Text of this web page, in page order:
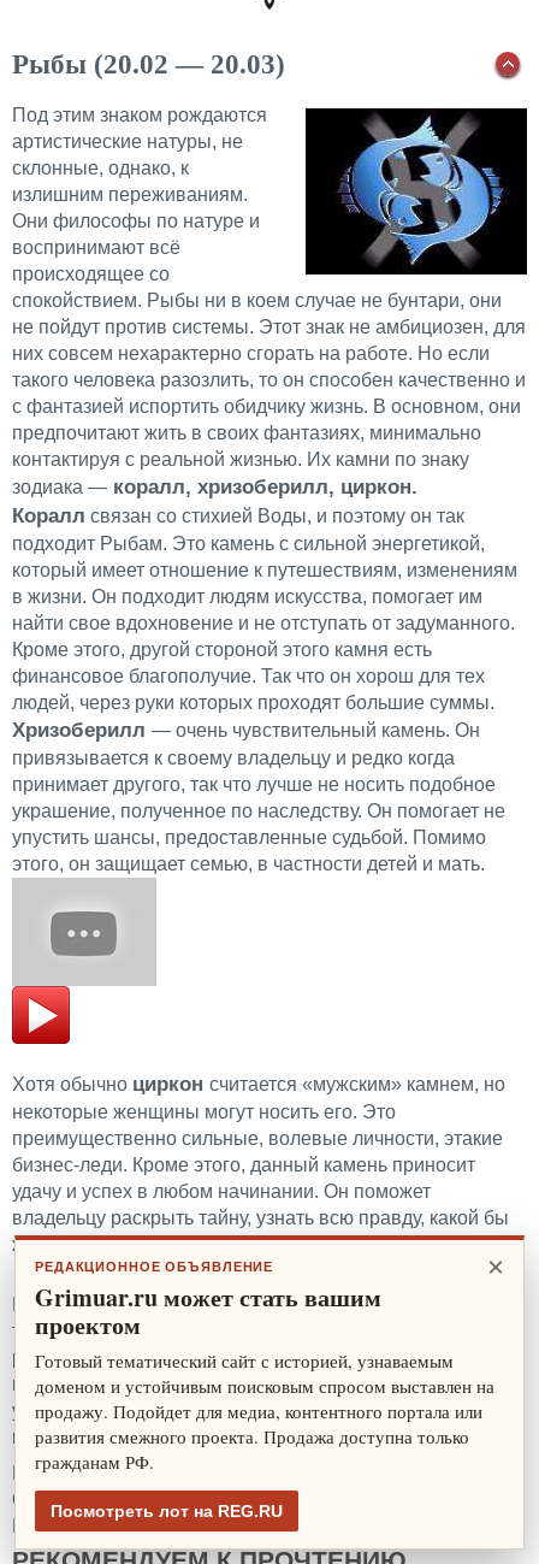
Рыбы (20.02 — 20.03)
Под этим знаком рождаются
артистические натуры, не
склонные, однако, к
излишним переживаниям.
Они философы по натуре и
воспринимают всё
происходящее со
спокойствием. Рыбы ни в коем случае не бунтари, они
не пойдут против системы. Этот знак не амбициозен, для
них совсем нехарактерно сгорать на работе. Но если
такого человека разозлить, то он способен качественно и
с фантазией испортить обидчику жизнь. В основном, они
предпочитают жить в своих фантазиях, минимально
контактируя с реальной жизнью. Их камни по знаку
зодиака — коралл, хризоберилл, циркон.
Коралл связан со стихией Воды, и поэтому он так
подходит Рыбам. Это камень с сильной энергетикой,
который имеет отношение к путешествиям, изменениям
в жизни. Он подходит людям искусства, помогает им
найти свое вдохновение и не отступать от задуманного.
Кроме этого, другой стороной этого камня есть
финансовое благополучие. Так что он хорош для тех
людей, через руки которых проходят большие суммы.
Хризоберилл — очень чувствительный камень. Он
привязывается к своему владельцу и редко когда
принимает другого, так что лучше не носить подобное
украшение, полученное по наследству. Он помогает не
упустить шансы, предоставленные судьбой. Помимо
этого, он защищает семью, в частности детей и мать.
Хотя обычно циркон считается «мужским» камнем, но
некоторые женщины могут носить его. Это
преимущественно сильные, волевые личности, этакие
бизнес-леди. Кроме этого, данный камень приносит
удачу и успех в любом начинании. Он поможет
владельцу раскрыть тайну, узнать всю правду, какой бы
жестокой она ни была.
Больше про камни для Рыб
Итак, все знаки Зодиака разные, поэтому каждому
требуется свой, особенный амулет, чтобы максимально
раскрыть свой потенциал и подкорректировать
недостатки. Помните, что за любым камнем нужно
ухаживать, с ним нужно подружиться, а это непростая и
небыстрая задача.
Вконтакте
Одноклассники
Pinterest
×
РЕДАКЦИОННОЕ ОБЪЯВЛЕНИЕ
Grimuar.ru может стать вашим
проектом
Готовый тематический сайт с историей, узнаваемым
доменом и устойчивым поисковым спросом выставлен на
продажу. Подойдет для медиа, контентного портала или
развития смежного проекта. Продажа доступна только
гражданам РФ.
Посмотреть лот на REG.RU